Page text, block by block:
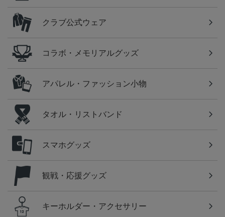
クラブ公式ウェア
コラボ・メモリアルグッズ
アパレル・ファッション小物
タオル・リストバンド
スマホグッズ
観戦・応援グッズ
キーホルダー・アクセサリー